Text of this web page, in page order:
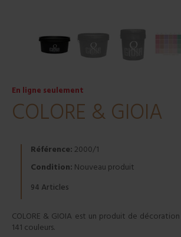
En ligne seulement
COLORE & GIOIA
Référence:2000/1
Condition: Nouveau produit
94 Articles
COLORE & GIOIA est un produit de
141 couleurs.